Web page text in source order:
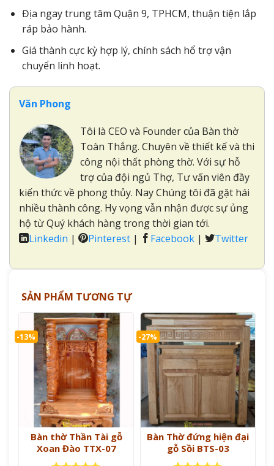
Địa ngay trung tâm Quận 9, TPHCM, thuận tiện lắp
ráp bảo hành.
Giá thành cực kỳ hợp lý, chính sách hổ trợ vận
chuyển linh hoạt.
Văn Phong
Tôi là CEO và Founder của Bàn thờ
Toàn Thắng. Chuyên về thiết kế và thi
công nội thất phòng thờ. Với sự hỗ
trợ của đội ngủ Thợ, Tư vấn viên đầy
kiến thức về phong thủy. Nay Chúng tôi đã gặt hái
nhiều thành công. Hy vọng vẫn nhận được sự ủng
hộ từ Quý khách hàng trong thời gian tới.
Linkedin | Pinterest | Facebook | Twitter
SẢN PHẨM TƯƠNG TỰ
-13%
Bàn thờ Thần Tài gỗ
Xoan Đào TTX-07
-27%
Bàn Thờ đứng hiện đại
gỗ Sồi BTS-03